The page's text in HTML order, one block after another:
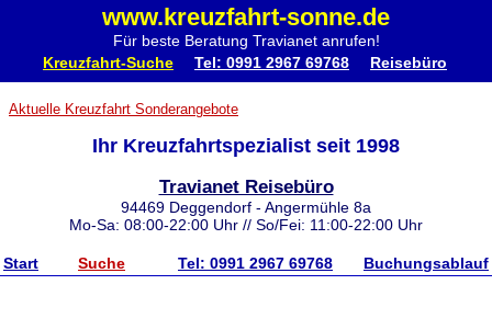
www.kreuzfahrt-sonne.de
Für beste Beratung Travianet anrufen!
Kreuzfahrt-Suche Tel: 0991 2967 69768 Reisebüro
Aktuelle Kreuzfahrt Sonderangebote
Ihr Kreuzfahrtspezialist seit 1998
Travianet Reisebüro
94469 Deggendorf - Angermühle 8a
Mo-Sa: 08:00-22:00 Uhr // So/Fei: 11:00-22:00 Uhr
Start Suche Tel: 0991 2967 69768 Buchungsablauf